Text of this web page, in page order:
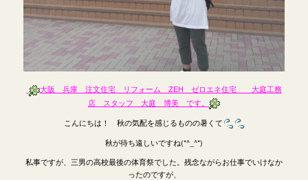
大阪 兵庫 注文住宅 リフォーム ZEH ゼロエネ住宅 大庭工務
店 スタッフ 大庭 博美 です。
こんにちは！ 秋の気配を感じるものの暑くて
秋が待ち遠しいですね(*^_^*)
私事ですが、三男の高校最後の体育祭でした。残念ながらお仕事でいけなか
ったのですが、